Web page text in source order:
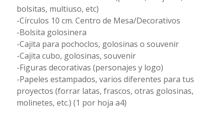
bolsitas, multiuso, etc)
-Círculos 10 cm. Centro de Mesa/Decorativos
-Bolsita golosinera
-Cajita para pochoclos, golosinas o souvenir
-Cajita cubo, golosinas, souvenir
-Figuras decorativas (personajes y logo)
-Papeles estampados, varios diferentes para tus
proyectos (forrar latas, frascos, otras golosinas,
molinetes, etc.) (1 por hoja a4)